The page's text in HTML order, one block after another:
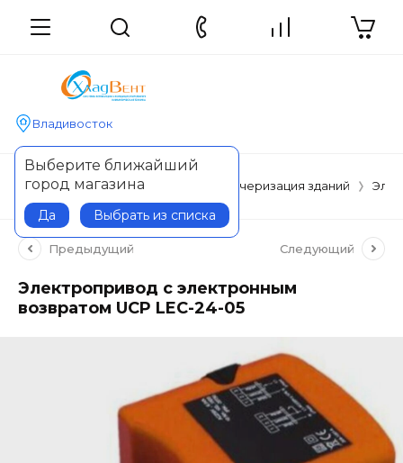
Владивосток
Выберите ближайший
город магазина
Да Выбрать из списка
Главная Автоматизация и диспетчеризация зданий
Предыдущий Следующий
Электропривод с электронным
возвратом UCP LEC-24-05